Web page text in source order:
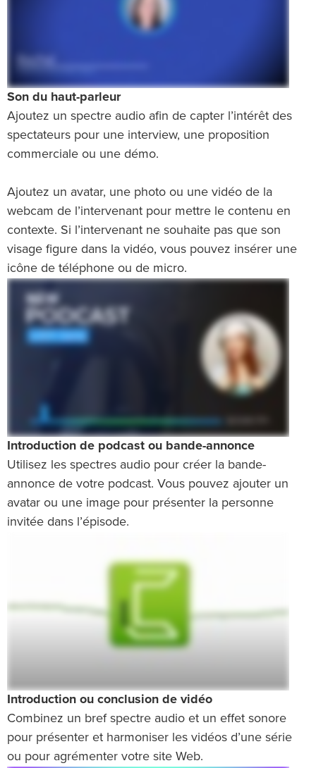
Son du haut-parleur
Ajoutez un spectre audio afin de capter l’intérêt des
spectateurs pour une interview, une proposition
commerciale ou une démo.
Ajoutez un avatar, une photo ou une vidéo de la
webcam de l’intervenant pour mettre le contenu en
contexte. Si l’intervenant ne souhaite pas que son
visage figure dans la vidéo, vous pouvez insérer une
icône de téléphone ou de micro.
Introduction de podcast ou bande-annonce
Utilisez les spectres audio pour créer la bande-
annonce de votre podcast. Vous pouvez ajouter un
avatar ou une image pour présenter la personne
invitée dans l’épisode.
Introduction ou conclusion de vidéo
Combinez un bref spectre audio et un effet sonore
pour présenter et harmoniser les vidéos d’une série
ou pour agrémenter votre site Web.